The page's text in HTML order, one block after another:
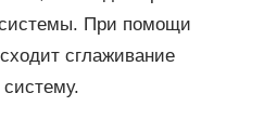
системы. При помощи
сглаживание